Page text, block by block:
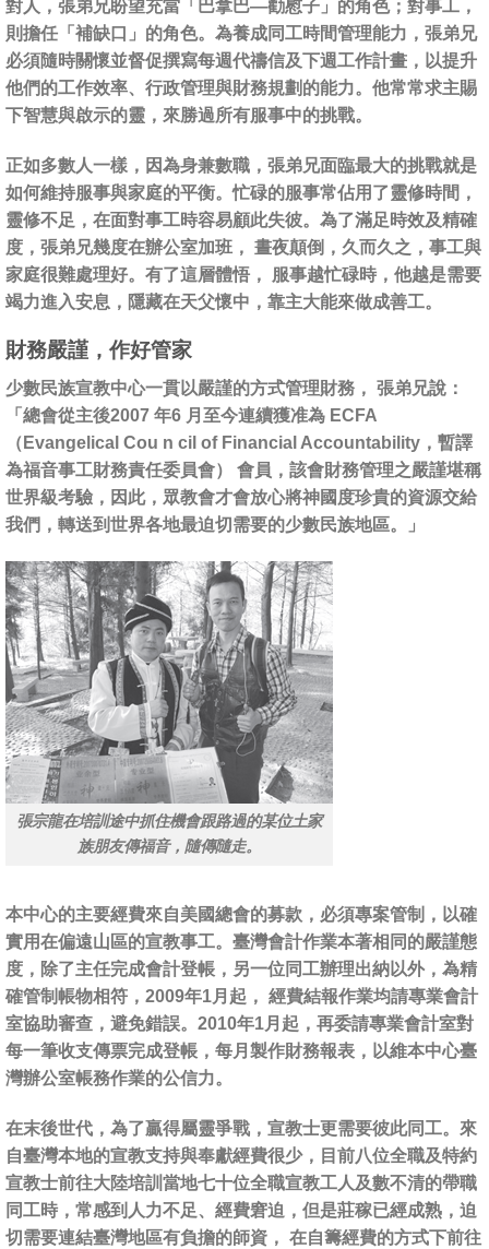
對人，張弟兄盼望充當「巴拿巴—勸慰子」的角色；對事工，
則擔任「補缺口」的角色。為養成同工時間管理能力，張弟兄
必須隨時關懷並督促撰寫每週代禱信及下週工作計畫，以提升
他們的工作效率、行政管理與財務規劃的能力。他常常求主賜
下智慧與啟示的靈，來勝過所有服事中的挑戰。
正如多數人一樣，因為身兼數職，張弟兄面臨最大的挑戰就是
如何維持服事與家庭的平衡。忙碌的服事常佔用了靈修時間，
靈修不足，在面對事工時容易顧此失彼。為了滿足時效及精確
度，張弟兄幾度在辦公室加班， 晝夜顛倒，久而久之，事工與
家庭很難處理好。有了這層體悟， 服事越忙碌時，他越是需要
竭力進入安息，隱藏在天父懷中，靠主大能來做成善工。
財務嚴謹，作好管家
少數民族宣教中心一貫以嚴謹的方式管理財務， 張弟兄說：
「總會從主後2007 年6 月至今連續獲准為 ECFA
（Evangelical Cou n cil of Financial Accountability，暫譯
為福音事工財務責任委員會） 會員，該會財務管理之嚴謹堪稱
世界級考驗，因此，眾教會才會放心將神國度珍貴的資源交給
我們，轉送到世界各地最迫切需要的少數民族地區。」
張宗龍在培訓途中抓住機會跟路過的某位土家
族朋友傳福音，隨傳隨走。
本中心的主要經費來自美國總會的募款，必須專案管制，以確
實用在偏遠山區的宣教事工。臺灣會計作業本著相同的嚴謹態
度，除了主任完成會計登帳，另一位同工辦理出納以外，為精
確管制帳物相符，2009年1月起， 經費結報作業均請專業會計
室協助審查，避免錯誤。2010年1月起，再委請專業會計室對
每一筆收支傳票完成登帳，每月製作財務報表，以維本中心臺
灣辦公室帳務作業的公信力。
在末後世代，為了贏得屬靈爭戰，宣教士更需要彼此同工。來
自臺灣本地的宣教支持與奉獻經費很少，目前八位全職及特約
宣教士前往大陸培訓當地七十位全職宣教工人及數不清的帶職
同工時，常感到人力不足、經費窘迫，但是莊稼已經成熟，迫
切需要連結臺灣地區有負擔的師資， 在自籌經費的方式下前往